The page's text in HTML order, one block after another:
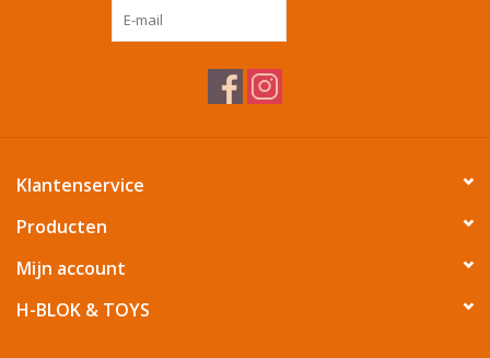
OUTLET
KAARTEN
Klantenservice
Producten
Mijn account
H-BLOK & TOYS